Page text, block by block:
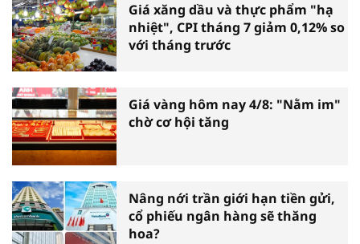
Giá xăng dầu và thực phẩm "hạ
nhiệt", CPI tháng 7 giảm 0,12% so
với tháng trước
Giá vàng hôm nay 4/8: "Nằm im"
chờ cơ hội tăng
Nâng nới trần giới hạn tiền gửi,
cổ phiếu ngân hàng sẽ thăng
hoa?